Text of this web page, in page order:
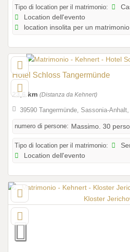
Tipo di location per il matrimonio:
Location dell'evento
location insolita per un matrimonio
Hotel Schloss Tangermünde
23,6 km (Distanza da Kehnert)
39590 Tangermünde, Sassonia-
numero di persone: Massimo. 30
Tipo di location per il matrimonio:
Location dell'evento